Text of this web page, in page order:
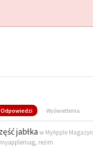
Odpowiedzi Wyświetlenia
jabłkaw MyApple Magazyn
myapplemag, reżim